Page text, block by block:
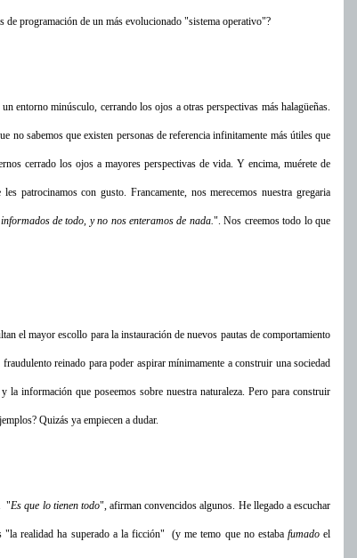
programación de un más evolucionado "sistema operativo"?
entorno minúsculo, cerrando los ojos a otras perspectivas más halagüeñas.
no sabemos que existen personas de referencia infinitamente más útiles que
cerrado los ojos a mayores perspectivas de vida. Y encima, muérete de
patrocinamos con gusto. Francamente, nos merecemos nuestra gregaria
de todo, y no nos enteramos de nada.". Nos creemos todo lo que
el mayor escollo para la instauración de nuevos pautas de comportamiento
reinado para poder aspirar mínimamente a construir una sociedad
información que poseemos sobre nuestra naturaleza. Pero para construir
Quizás ya empiecen a dudar.
"Es que lo tienen todo", afirman convencidos algunos. He llegado a escuchar
"la realidad ha superado a la ficción" (y me temo que no estaba fumadoel